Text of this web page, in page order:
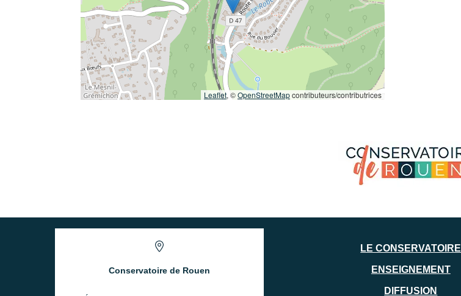
Leaflet, ©OpenStreetMapcontributeurs/contributrices
Conservatoire de Rouen
LE CONSERVATOIRE
ENSEIGNEMENT
DIFFUSION